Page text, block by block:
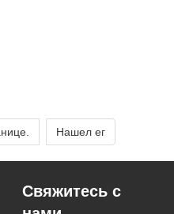
Нашел ег
Свяжитесь с